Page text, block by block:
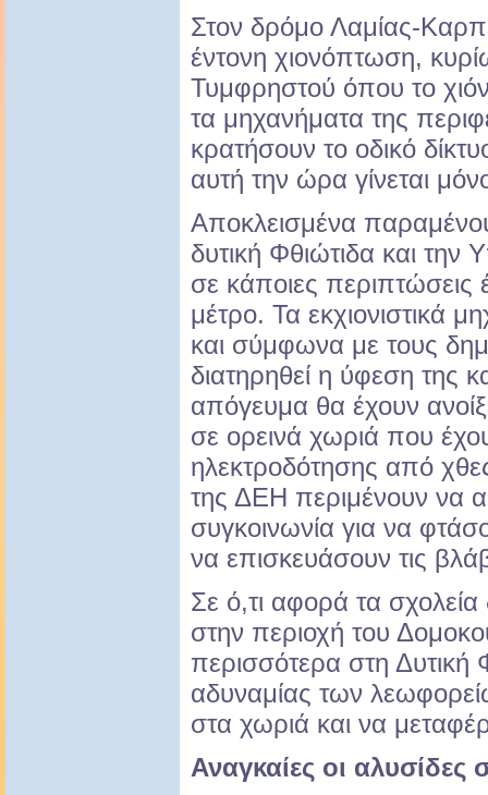
Στον δρόμο Λαμίας-
έντονη χιονόπτωση,
Τυμφρηστού όπου το
τα μηχανήματα της
κρατήσουν το οδικό
αυτή την ώρα γίνεται
Αποκλεισμένα
δυτική Φθιώτιδα και την
σε κάποιες περιπτώσεις
μέτρο. Τα εκχιονιστικά
και σύμφωνα με τους
διατηρηθεί η ύφεση της
απόγευμα θα έχουν
σε ορεινά χωριά που
ηλεκτροδότησης από
της ΔΕΗ περιμένουν να
συγκοινωνία για να
να επισκευάσουν τις
Σε ό,τι αφορά τα σχολεία
στην περιοχή του
περισσότερα στη Δυτική
αδυναμίας των
στα χωριά και να
Αναγκαίες οι αλυσίδες